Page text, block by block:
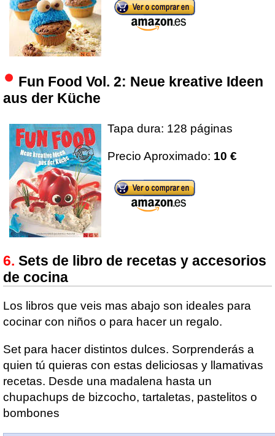
Fun Food Vol. 2: Neue kreative Ideen
aus der Küche
Tapa dura: 128 páginas
Precio Aproximado: 10 €
Sets de libro de recetas y accesorios
de cocina
Los libros que veis mas abajo son ideales para
cocinar con niños o para hacer un regalo.
Set para hacer distintos dulces. Sorprenderás a
quien tú quieras con estas deliciosas y llamativas
recetas. Desde una madalena hasta un
chupachups de bizcocho, tartaletas, pastelitos o
bombones